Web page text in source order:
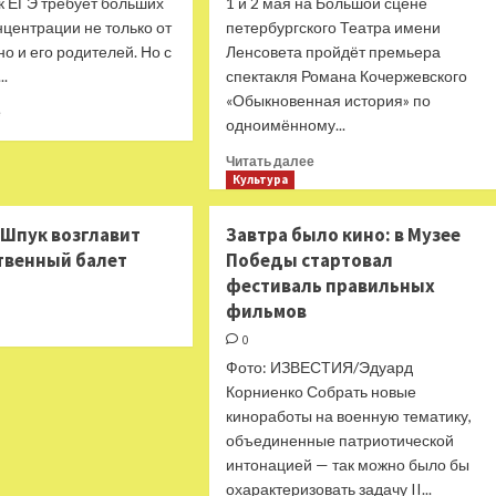
не только от
и его родителей. Но с
Прочитать
2022
по литературе:
петербургского Театра имени
Ленсовета пройдёт премьера
спектакля Романа Кочержевского
«Обыкновенная история» по
одноимённому...
Читать далееПрочитать
и
Новиков
расскажут
возглавит
балет
Культура
Завтра было кино: в Музее
Победы стартовал
фестиваль правильных
фильмов
0
Фото: ИЗВЕСТИЯ/Эдуард
Корниенко Собрать новые
киноработы на военную тематику,
объединенные патриотической
интонацией — так можно было бы
охарактеризовать задачу II...